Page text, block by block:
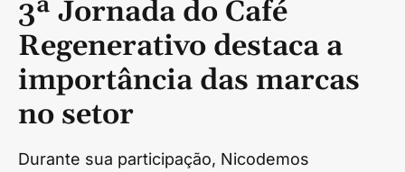
3ª Jornada do Café
Regenerativo destaca a
importância das marcas
no setor
Durante sua participação, Nicodemos